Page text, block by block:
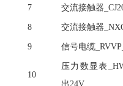
7 交流接触器
8 交流接触器
9 信号电缆
10
压力数显表
出24V